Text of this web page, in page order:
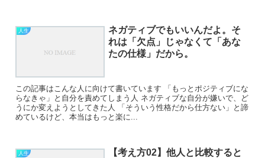
人生
ネガティブでもいいんだよ。そ
れは「欠点」じゃなくて「あな
たの仕様」だから。
この記事はこんな人に向けて書いています 「もっとポジティブにな
らなきゃ」と自分を責めてしまう人 ネガティブな自分が嫌いで、ど
うにか変えようとしてきた人 「そういう性格だから仕方ない」と諦
めているけど、本当はもっと楽に...
人生
【考え方02】他人と比較すると